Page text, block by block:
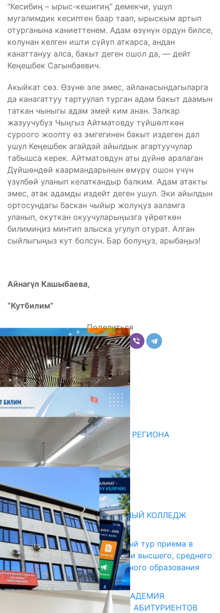
“Кесибиң – ырыс-кешигиң” демекчи, ушул
мугалимдик кесиптен баар таап, ырыскым артып
отурганына каниеттенем. Адам өзүнүн ордун билсе,
колунан келген ишти сүйүп аткарса, андан
канаттануу алса, бакыт деген ошол да, — дейт
Кеңешбек Сагынбаевич.
Акыйкат сөз. Өзүнө эле эмес, айланасындагыларга
да канагаттуу тартуулап турган адам бакыт даамын
таткан чыныгы адам эмей ким анан. Залкар
жазуучубуз Чыңгыз Айтматовду түйшөлткөн
суроого жоопту өз эмгегинен бакыт издеген дал
ушул Кеңешбек агайдай айылдык агартуучулар
табышса керек. Айтматовдун аты дүйнө аралаган
Дүйшөндөй каармандарынын өмүрү ошон үчүн
үзүлбөй уланып келаткандыр балким. Адам атакты
эмес, атак адамды издейт деген ушул. Эки айылдын
ортосундагы баскан чыйыр жолуңуз ааламга
уланып, окуткан окуучуларыңызга үйрөткөн
билимиңиз минтип алыска угулуп отурат. Алган
сыйлыгыңыз кут болсун. Бар болуңуз, арыбаңыз!
Айнагүл Кашыбаева,
“Кутбилим”
Поделиться
Комментарии
Последние новости
НЕДЕЛЯ В ОБЗОРЕ
07.08.2026
ДЛЯ МЕТОДИСТОВ ЮЖНОГО РЕГИОНА
НАЧАЛОСЬ ОБУЧЕНИЕ
05.08.2026
31.07.2026
Абитуриент
БИШКЕКСКИЙ УНИВЕРСАЛЬНЫЙ КОЛЛЕДЖ
17.07.2026
В Кыргызстане начался первый тур приема в
образовательные организации высшего, среднего
и начального профессионального образования
13.07.2026
КЫРГЫЗКО-РОССИЙСКАЯ АКАДЕМИЯ
ОБРАЗОВАНИЯ ПРИГЛАШАЕТ АБИТУРИЕНТОВ